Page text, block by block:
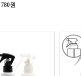
780원